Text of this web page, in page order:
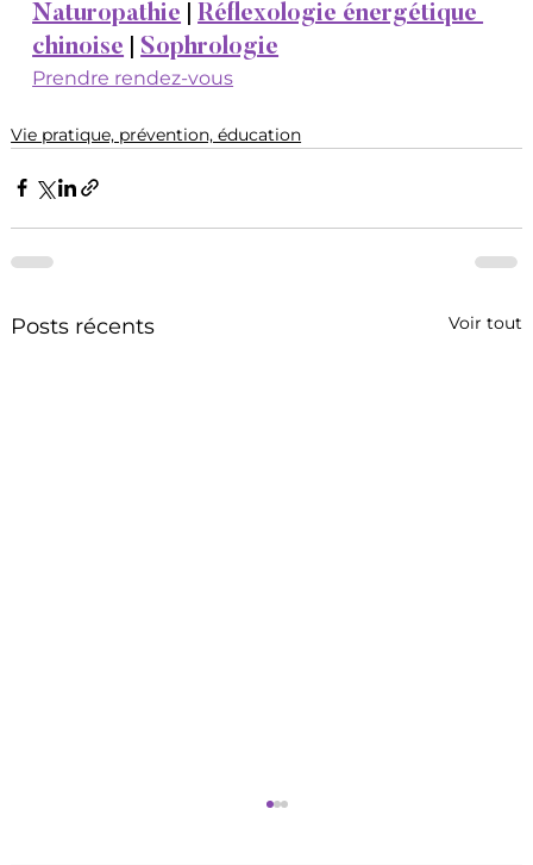
Naturopathie | Réflexologie énergétique
chinoise | Sophrologie
Prendre rendez-vous
Vie pratique, prévention, éducation
Posts récents Voir tout